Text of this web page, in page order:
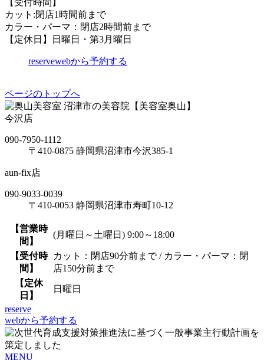
【受付時間】
カット:閉店1時間前まで
カラー・パーマ：閉店2時間前まで
【定休日】日曜日・第3月曜日
reservewebから予約する
ページのトップへ
沼津市の美容院【美容室奥山】
今沢店
090-7950-1112
〒410-0875 静岡県沼津市今沢385-1
aun-fix店
090-9033-0039
〒410-0053 静岡県沼津市寿町10-12
【営業時
間】
(月曜日～土曜日) 9:00～18:00
【受付時
間】
カット：閉店90分前まで / カラー・パーマ：閉
店150分前まで
【定休
日】
日曜日
reserve
webから予約する
MENU